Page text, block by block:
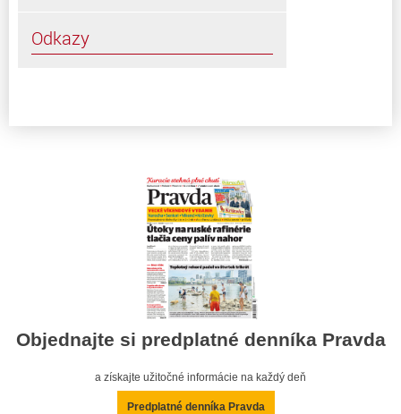
Odkazy
Objednajte si predplatné denníka Pravda
a získajte užitočné informácie na každý deň
Predplatné denníka Pravda